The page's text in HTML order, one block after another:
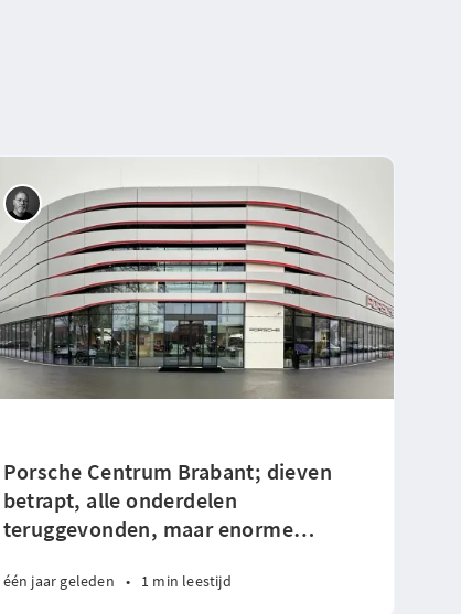
Porsche Centrum Brabant; dieven
betrapt, alle onderdelen
teruggevonden, maar enorme…
één jaar geleden • 1 min leestijd